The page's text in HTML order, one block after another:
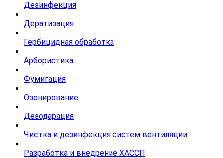
Дезинфекция
Дератизация
Гербицидная обработка
Арбористика
Фумигация
Озонирование
Дезодарация
Чистка и дезинфекция систем вентиляции
Разработка и внедрение ХАССП